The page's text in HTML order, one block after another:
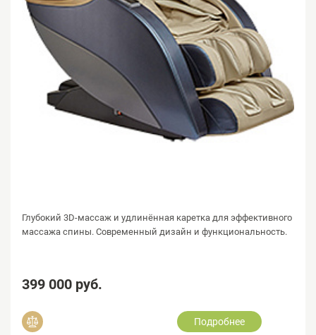
Глубокий 3D-массаж и удлинённая каретка для эффективного
массажа спины. Современный дизайн и функциональность.
399 000 руб.
Подробнее